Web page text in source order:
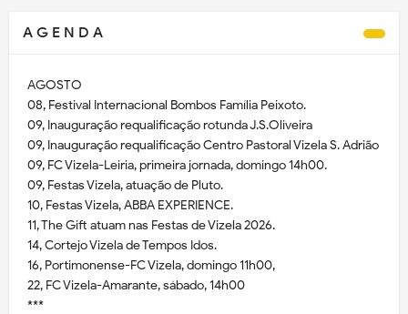
A G E N D A
AGOSTO
08, Festival Internacional Bombos Família Peixoto.
09, Inauguração requalificação rotunda J.S.Oliveira
09, Inauguração requalificação Centro Pastoral Vizela S. Adrião
09, FC Vizela-Leiria, primeira jornada, domingo 14h00.
09, Festas Vizela, atuação de Pluto.
10, Festas Vizela, ABBA EXPERIENCE.
11, The Gift atuam nas Festas de Vizela 2026.
14, Cortejo Vizela de Tempos Idos.
16, Portimonense-FC Vizela, domingo 11h00,
22, FC Vizela-Amarante, sábado, 14h00
***